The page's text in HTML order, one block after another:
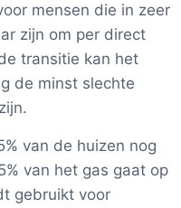
mensen die in zeer
zijn om per direct
transitie kan het
de minst slechte
van de huizen nog
van het gas gaat op
gebruikt voor